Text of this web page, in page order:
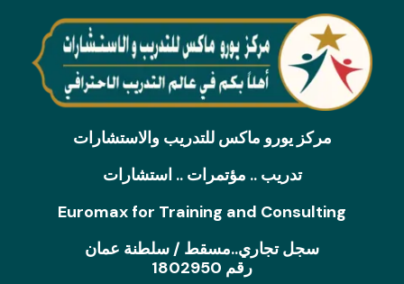
d
i
n
g
r
a
m
مركز يورو ماكس للتدريب والاستشارات
تدريب .. مؤتمرات .. استشارات
Euromax for Training and Consulting
سجل تجاري..مسقط / سلطنة عمان
رقم 1802950